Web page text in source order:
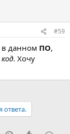
#59
данном ПО,
код. Хочу
ответа.